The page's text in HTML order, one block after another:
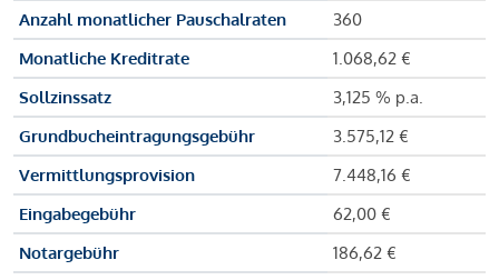
Anzahl monatlicher Pauschalraten
360
Monatliche Kreditrate
1.068,62 €
Sollzinssatz
3,125 % p.a.
Grundbucheintragungsgebühr
3.575,12 €
Vermittlungsprovision
7.448,16 €
Eingabegebühr
62,00 €
Notargebühr
186,62 €